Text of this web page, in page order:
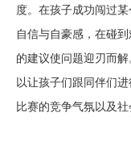
度。在孩子成功闯过
自信与自豪感，在碰
的建议使问题迎刃而
以让孩子们跟同伴们
比赛的竞争气氛以及社